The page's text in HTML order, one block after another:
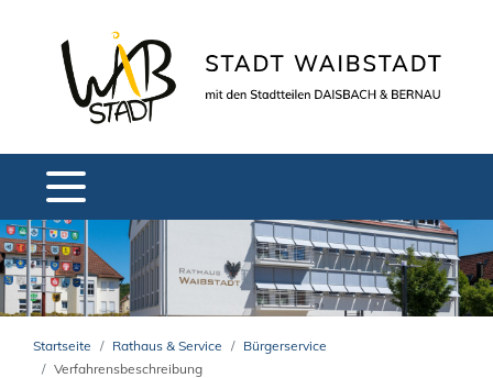
Startseite Rathaus & Service
Bürgerservice
Verfahrensbeschreibung